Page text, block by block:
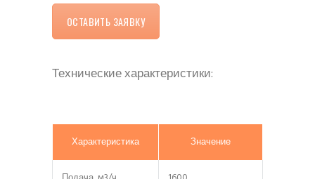
ОСТАВИТЬ ЗАЯВКУ
Технические характеристики:
Характеристика Значение